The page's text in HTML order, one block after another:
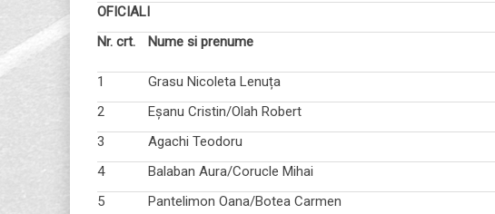
OFICIALI
Nr. crt.
Nume si prenume
1 Grasu Nicoleta Lenuța
2
Eșanu Cristin/Olah Robert
3
Agachi Teodoru
4
Balaban Aura/Corucle Mihai
5
Pantelimon Oana/Botea Carmen